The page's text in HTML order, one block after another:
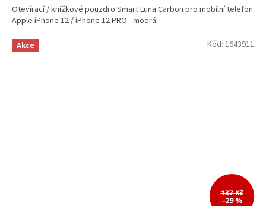
Otevírací / knížkové pouzdro Smart Luna Carbon pro mobilní telefon
Apple iPhone 12 / iPhone 12 PRO - modrá.
Akce
137 Kč
–29 %
Kód: 1643911